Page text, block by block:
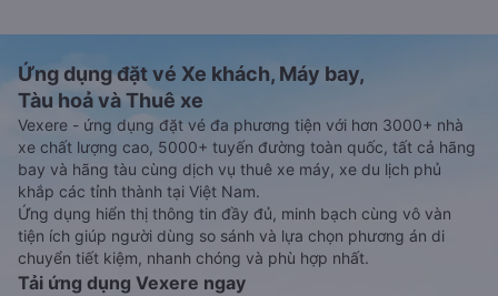
Ứng dụng đặt vé Xe khách, Máy bay,
Tàu hoả và Thuê xe
Vexere - ứng dụng đặt vé đa phương tiện với hơn 3000+ nhà
xe chất lượng cao, 5000+ tuyến đường toàn quốc, tất cả hãng
bay và hãng tàu cùng dịch vụ thuê xe máy, xe du lịch phủ
khắp các tỉnh thành tại Việt Nam.
Ứng dụng hiển thị thông tin đầy đủ, minh bạch cùng vô vàn
tiện ích giúp người dùng so sánh và lựa chọn phương án di
chuyển tiết kiệm, nhanh chóng và phù hợp nhất.
Tải ứng dụng Vexere ngay